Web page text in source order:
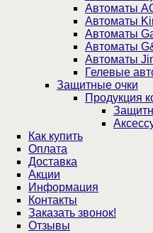
Автоматы
Автоматы
Автоматы
Автоматы
Автоматы
Гелевые
Защитные очки
Продукция
Как купить
Оплата
Доставка
Акции
Информация
Контакты
Заказать звонок!
Отзывы